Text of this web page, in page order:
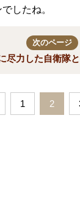
したね。
次のページ
尽力した自衛隊
1 2